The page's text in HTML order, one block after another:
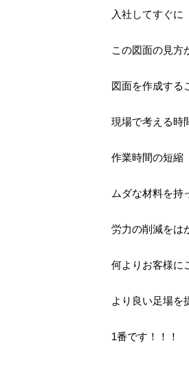
入社してすぐに
この図面の見方
図面を作成する
現場で考える時
作業時間の短縮
ムダな材料を持
労力の削減をは
何よりお客様に
より良い足場を
1番です！！！